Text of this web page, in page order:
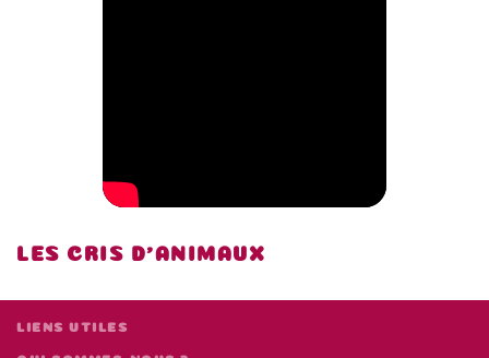
LES CRIS D'ANIMAUX
LIENS UTILES